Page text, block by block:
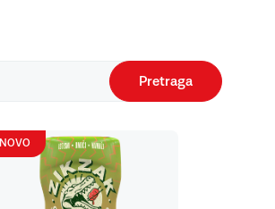
Pretraga
NOVO